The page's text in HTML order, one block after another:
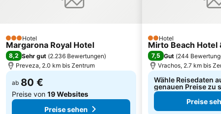
Bella Vraka Beach
Port of Preveza
Platanos of Arta
3 Sterne
Hotel
Margarona Royal Hotel
8,2 Sehr gut (2.236 Bewertungen)
Preveza, 2.0 km bis Zentrum
ab 80 €
Preise von 19 Websites
Preise sehen
2 Sterne
Hotel
Mirto Beach Hotel
7,5 Gut (244
Vrachos, 2.7 km bis
Wähle Reisedaten
genauen Preise zu
Preise